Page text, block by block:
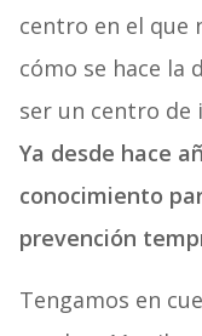
centro en el que
cómo se hace la
ser un centro de
Ya desde hace
conocimiento
prevención
Tengamos en